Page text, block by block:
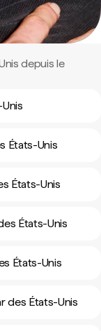
depuis le
États-Unis
États-Unis
États-Unis
États-Unis
des États-Unis